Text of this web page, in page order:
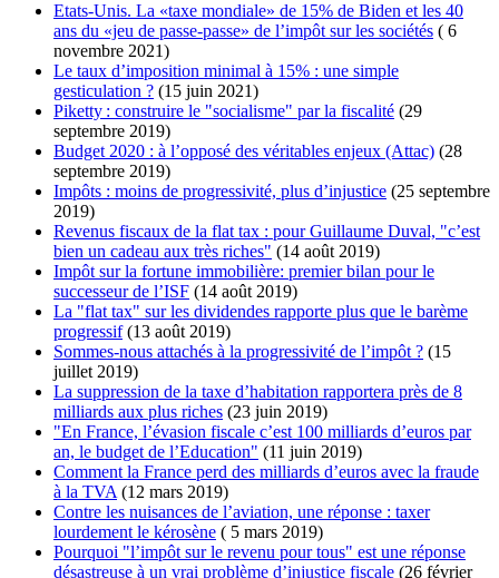
Etats-Unis. La «taxe mondiale» de 15% de Biden et les 40
ans du «jeu de passe-passe» de l’impôt sur les sociétés ( 6
novembre 2021)
Le taux d’imposition minimal à 15% : une simple
gesticulation ? (15 juin 2021)
Piketty : construire le "socialisme" par la fiscalité (29
septembre 2019)
Budget 2020 : à l’opposé des véritables enjeux (Attac) (28
septembre 2019)
Impôts : moins de progressivité, plus d’injustice (25 septembre
2019)
Revenus fiscaux de la flat tax : pour Guillaume Duval, "c’est
bien un cadeau aux très riches" (14 août 2019)
Impôt sur la fortune immobilière: premier bilan pour le
successeur de l’ISF (14 août 2019)
La "flat tax" sur les dividendes rapporte plus que le barème
progressif(13 août 2019)
Sommes-nous attachés à la progressivité de l’impôt ? (15
juillet 2019)
La suppression de la taxe d’habitation rapportera près de 8
milliards aux plus riches (23 juin 2019)
"En France, l’évasion fiscale c’est 100 milliards d’euros par
an, le budget de l’Education" (11 juin 2019)
Comment la France perd des milliards d’euros avec la fraude
à la TVA (12 mars 2019)
Contre les nuisances de l’aviation, une réponse : taxer
lourdement le kérosène ( 5 mars 2019)
Pourquoi "l’impôt sur le revenu pour tous" est une réponse
désastreuse à un vrai problème d’injustice fiscale (26 février